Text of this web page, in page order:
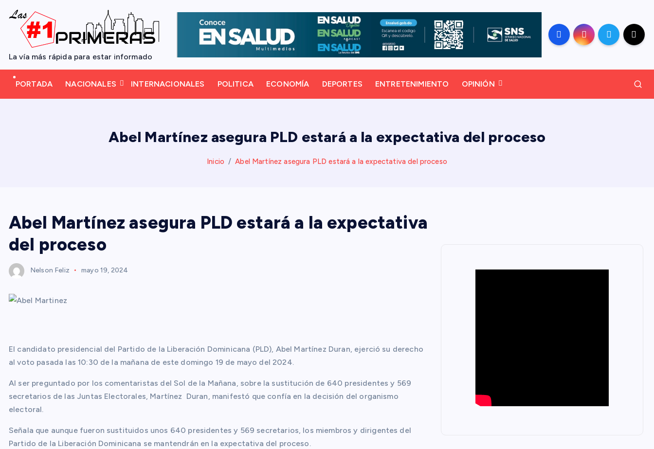
r
l
La vía más rápida para estar informado
PORTADA NACIONALES INTERNACIONALES POLITICA ECONOMÍA DEPORTES ENTRETENIMIENTO OPINIÓN
Abel Martínez asegura PLD estará a la expectativa del proceso
Inicio Abel Martínez asegura PLD estará a la expectativa del proceso
Abel Martínez asegura PLD estará a la expectativa
del proceso
Nelson Feliz mayo 19, 2024
El candidato presidencial del Partido de la Liberación Dominicana (PLD), Abel Martínez Duran, ejerció su derecho
al voto pasada las 10:30 de la mañana de este domingo 19 de mayo del 2024.
Al ser preguntado por los comentaristas del Sol de la Mañana, sobre la sustitución de 640 presidentes y 569
secretarios de las Juntas Electorales, Martínez Duran, manifestó que confía en la decisión del organismo
electoral.
Señala que aunque fueron sustituidos unos 640 presidentes y 569 secretarios, los miembros y dirigentes del
Partido de la Liberación Dominicana se mantendrán en la expectativa del proceso.